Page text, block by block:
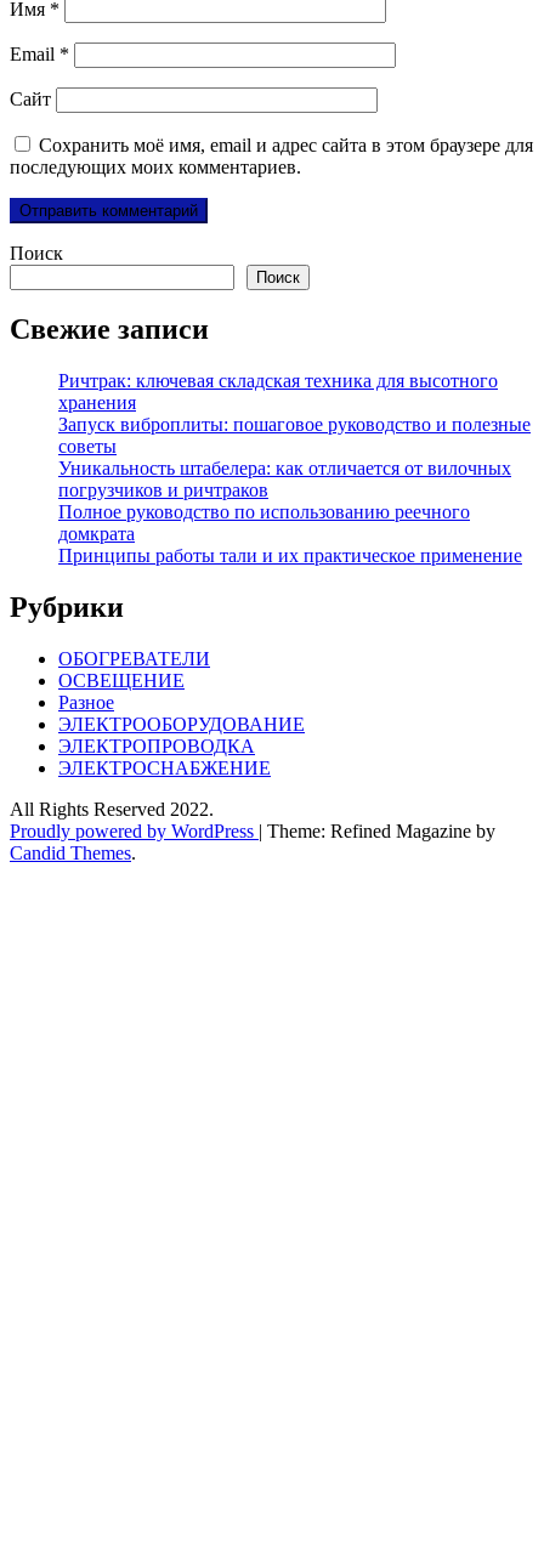
Имя *
Email *
Сайт
Сохранить моё имя, email и адрес сайта в этом браузере для
последующих моих комментариев.
Поиск
Поиск
Свежие записи
Ричтрак: ключевая складская техника для высотного
хранения
Запуск виброплиты: пошаговое руководство и полезные
советы
Уникальность штабелера: как отличается от вилочных
погрузчиков и ричтраков
Полное руководство по использованию реечного
домкрата
Принципы работы тали и их практическое применение
Рубрики
ОБОГРЕВАТЕЛИ
ОСВЕЩЕНИЕ
Разное
ЭЛЕКТРООБОРУДОВАНИЕ
ЭЛЕКТРОПРОВОДКА
ЭЛЕКТРОСНАБЖЕНИЕ
All Rights Reserved 2022.
Proudly powered by WordPress | Theme: Refined Magazine by
Candid Themes.